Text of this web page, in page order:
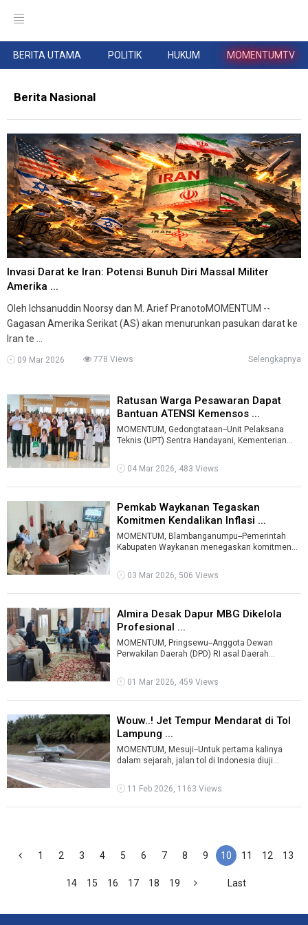
BERITA UTAMA POLITIK HUKUM MOMENTUMTV
Berita Nasional
Invasi Darat ke Iran: Potensi Bunuh Diri Massal Militer
Amerika ...
Oleh Ichsanuddin Noorsy dan M. Arief PranotoMOMENTUM --
Gagasan Amerika Serikat (AS) akan menurunkan pasukan darat ke
Iran te ...
09 Mar 2026 778 Views Selengkapnya
Ratusan Warga Pesawaran Dapat
Bantuan ATENSI Kemensos ...
MOMENTUM, Gedongtataan--Unit Pelaksana
Teknis (UPT) Sentra Handayani, Kementerian
04 Mar 2026, 483 Views
Pemkab Waykanan Tegaskan
Komitmen Kendalikan Inflasi ...
MOMENTUM, Blambanganumpu--Pemerintah
Kabupaten Waykanan menegaskan komitmen
men ...
03 Mar 2026, 506 Views
Almira Desak Dapur MBG Dikelola
Profesional ...
MOMENTUM, Pringsewu--Anggota Dewan
Perwakilan Daerah (DPD) RI asal Daerah
01 Mar 2026, 459 Views
Wouw..! Jet Tempur Mendarat di Tol
Lampung ...
MOMENTUM, Mesuji--Untuk pertama kalinya
dalam sejarah, jalan tol di Indonesia diuji
11 Feb 2026, 1163 Views
1 2 3 4 5 6 7 8 9 10 11 12 13
14 15 16 17 18 19 Last